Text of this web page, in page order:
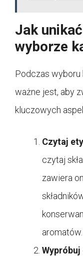
Jak
wyborze
Podczas wyboru
ważne jest, aby
kluczowych
Czytaj
czytaj
zawiera
aromatów.